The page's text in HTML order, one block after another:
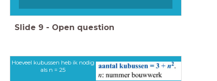
Slide 9 - Open question
Hoeveel kubussen heb ik nodig
als n = 25